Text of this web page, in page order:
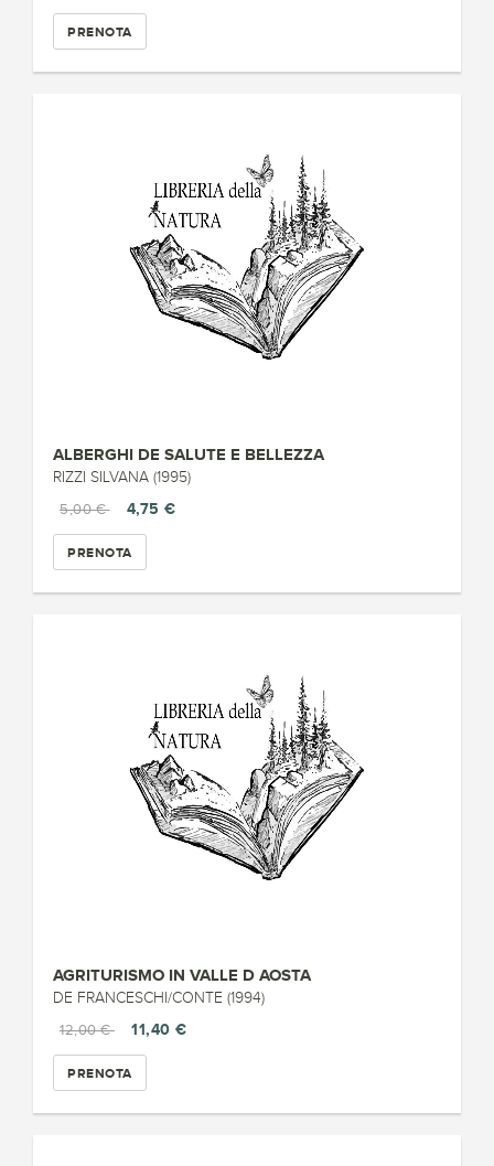
PRENOTA
ALBERGHI DE SALUTE E BELLEZZA
RIZZI SILVANA (1995)
5,00 €
4,75 €
PRENOTA
AGRITURISMO IN VALLE D AOSTA
DE FRANCESCHI/CONTE (1994)
12,00 €
11,40 €
PRENOTA